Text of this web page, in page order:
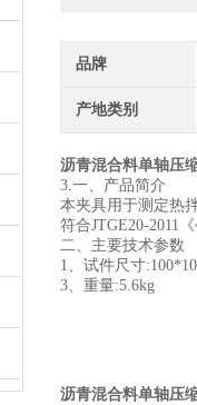
品牌
产地类别
沥青混合料单轴压
3.一、产品简介
本夹具用于测定热
符合JTGE20-2011
二、主要技术参数
1、试件尺寸
3、重量:5.6kg
沥青混合料单轴压